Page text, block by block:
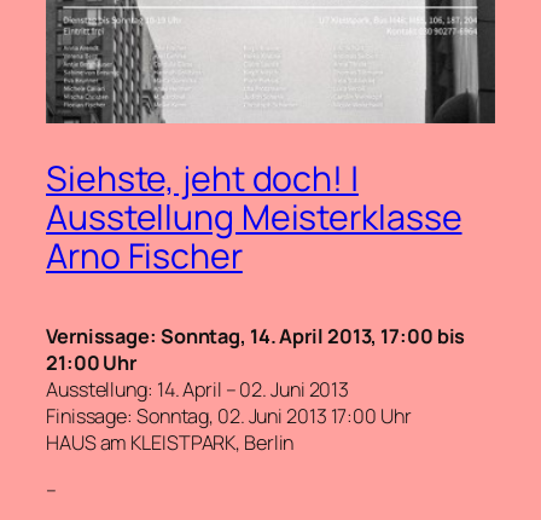
Siehste, jeht doch! |
Ausstellung Meisterklasse
Arno Fischer
Vernissage: Sonntag, 14. April 2013, 17:00 bis
21:00 Uhr
Ausstellung: 14. April – 02. Juni 2013
Finissage: Sonntag, 02. Juni 2013 17:00 Uhr
HAUS am KLEISTPARK, Berlin
–